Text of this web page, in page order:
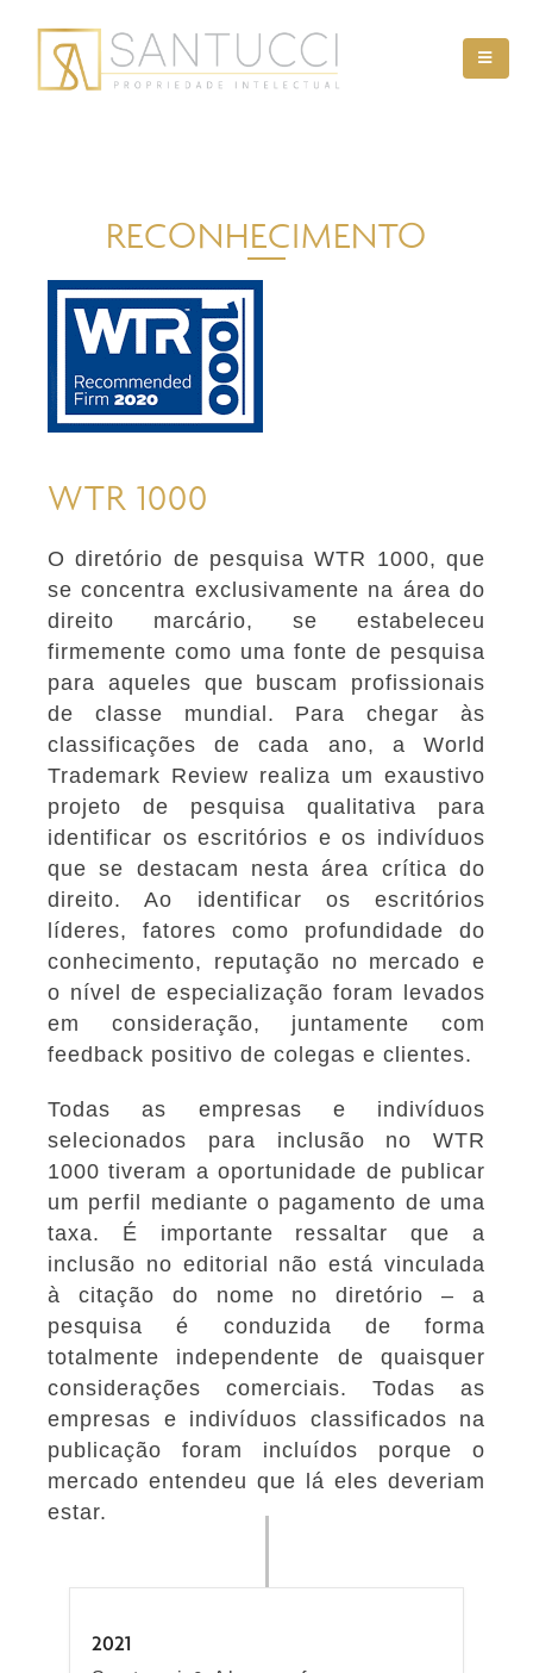
RECONHECIMENTO
WTR 1000
O diretório de pesquisa WTR 1000, que
se concentra exclusivamente na área do
direito marcário, se estabeleceu
firmemente como uma fonte de pesquisa
para aqueles que buscam profissionais
de classe mundial. Para chegar às
classificações de cada ano, a World
Trademark Review realiza um exaustivo
projeto de pesquisa qualitativa para
identificar os escritórios e os indivíduos
que se destacam nesta área crítica do
direito. Ao identificar os escritórios
líderes, fatores como profundidade do
conhecimento, reputação no mercado e
o nível de especialização foram levados
em consideração, juntamente com
feedback positivo de colegas e clientes.
Todas as empresas e indivíduos
selecionados para inclusão no WTR
1000 tiveram a oportunidade de publicar
um perfil mediante o pagamento de uma
taxa. É importante ressaltar que a
inclusão no editorial não está vinculada
à citação do nome no diretório – a
pesquisa é conduzida de forma
totalmente independente de quaisquer
considerações comerciais. Todas as
empresas e indivíduos classificados na
publicação foram incluídos porque o
mercado entendeu que lá eles deveriam
estar.
2021